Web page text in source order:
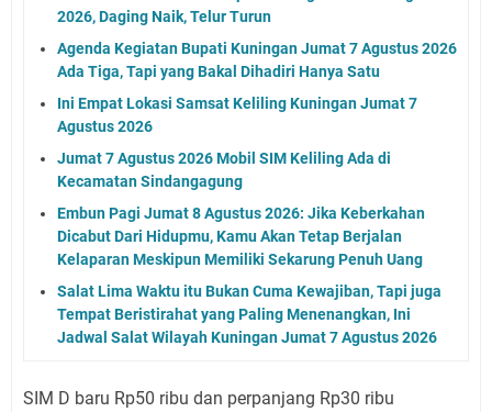
2026, Daging Naik, Telur Turun
Agenda Kegiatan Bupati Kuningan Jumat 7 Agustus 2026
Ada Tiga, Tapi yang Bakal Dihadiri Hanya Satu
Ini Empat Lokasi Samsat Keliling Kuningan Jumat 7
Agustus 2026
Jumat 7 Agustus 2026 Mobil SIM Keliling Ada di
Kecamatan Sindangagung
Embun Pagi Jumat 8 Agustus 2026: Jika Keberkahan
Dicabut Dari Hidupmu, Kamu Akan Tetap Berjalan
Kelaparan Meskipun Memiliki Sekarung Penuh Uang
Salat Lima Waktu itu Bukan Cuma Kewajiban, Tapi juga
Tempat Beristirahat yang Paling Menenangkan, Ini
Jadwal Salat Wilayah Kuningan Jumat 7 Agustus 2026
SIM D baru Rp50 ribu dan perpanjang Rp30 ribu